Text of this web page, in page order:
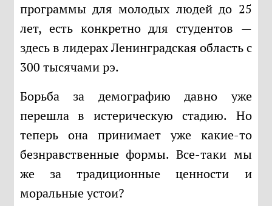
программы для молодых людей до 25
лет, есть конкретно для студентов —
здесь в лидерах Ленинградская область с
300 тысячами рэ.
Борьба за демографию давно уже
перешла в истерическую стадию. Но
теперь она принимает уже какие-то
безнравственные формы. Все-таки мы
же за традиционные ценности и
моральные устои?